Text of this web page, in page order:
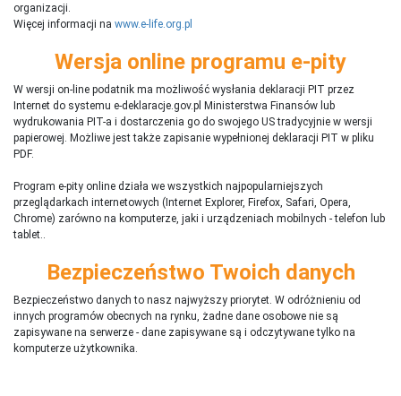
organizacji.
Więcej informacji na www.e-life.org.pl
Wersja online programu e-pity
W wersji on-line podatnik ma możliwość wysłania deklaracji PIT przez
Internet do systemu e-deklaracje.gov.pl Ministerstwa Finansów lub
wydrukowania PIT-a i dostarczenia go do swojego US tradycyjnie w wersji
papierowej. Możliwe jest także zapisanie wypełnionej deklaracji PIT w pliku
PDF.
Program e-pity online działa we wszystkich najpopularniejszych
przeglądarkach internetowych (Internet Explorer, Firefox, Safari, Opera,
Chrome) zarówno na komputerze, jaki i urządzeniach mobilnych - telefon lub
tablet..
Bezpieczeństwo Twoich danych
Bezpieczeństwo danych to nasz najwyższy priorytet. W odróżnieniu od
innych programów obecnych na rynku, żadne dane osobowe nie są
zapisywane na serwerze - dane zapisywane są i odczytywane tylko na
komputerze użytkownika.